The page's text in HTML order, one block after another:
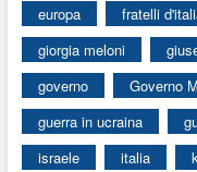
europa
fratelli
giorgia meloni
governo
Governo
guerra in ucraina
israele
italia